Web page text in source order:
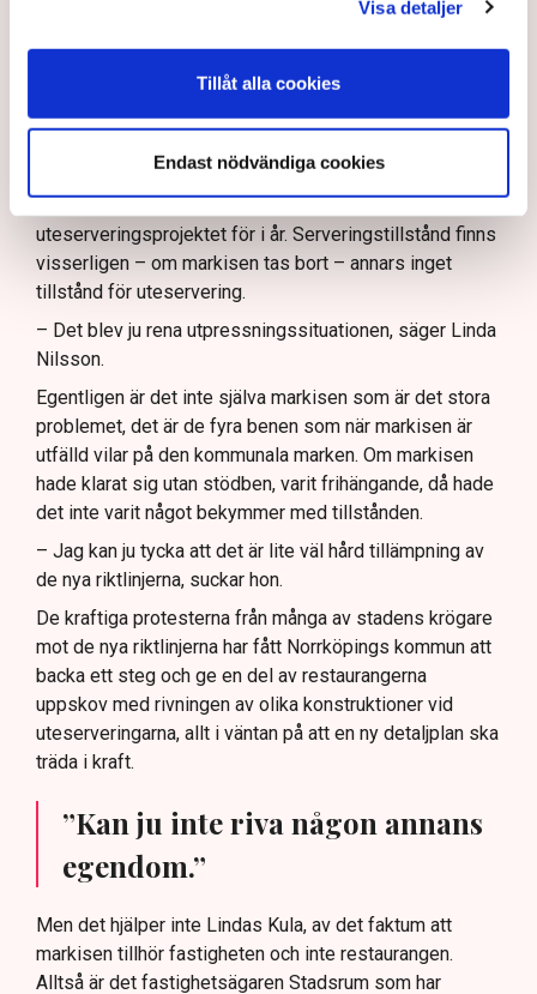
Visa detaljer
Tillåt alla cookies
Endast nödvändiga cookies
plats 253 av landets 290 kommuner. (Se artikel nedan)
Hade markisen varit frihängande
hade det inte varit något problem
uteserveringsprojektet för i år. Serveringstillstånd finns
visserligen – om markisen tas bort – annars inget
tillstånd för uteservering.
– Det blev ju rena utpressningssituationen, säger Linda
Nilsson.
Egentligen är det inte själva markisen som är det stora
problemet, det är de fyra benen som när markisen är
utfälld vilar på den kommunala marken. Om markisen
hade klarat sig utan stödben, varit frihängande, då hade
det inte varit något bekymmer med tillstånden.
– Jag kan ju tycka att det är lite väl hård tillämpning av
de nya riktlinjerna, suckar hon.
De kraftiga protesterna från många av stadens krögare
mot de nya riktlinjerna har fått Norrköpings kommun att
backa ett steg och ge en del av restaurangerna
uppskov med rivningen av olika konstruktioner vid
uteserveringarna, allt i väntan på att en ny detaljplan ska
träda i kraft.
”Kan ju inte riva någon annans
egendom.”
Men det hjälper inte Lindas Kula, av det faktum att
markisen tillhör fastigheten och inte restaurangen.
Alltså är det fastighetsägaren Stadsrum som har